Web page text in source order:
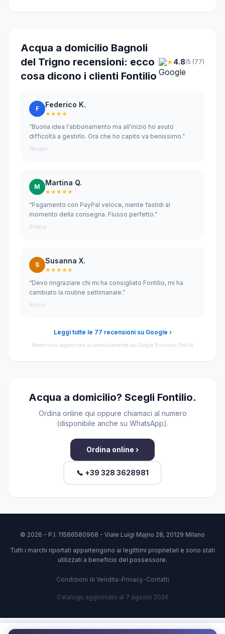
Acqua a domicilio Bagnoli
del Trigno recensioni: ecco
cosa dicono i clienti Fontilio
★4.8/5 (77)
F Federico K.
★★★★
“Buona idea l'abbonamento ma all'inizio ho avuto
difficoltà a gestirlo. Ora che ho capito va benissimo.”
Perugia
M Martina Q.
★★★★★
“Pagamento con PayPal veloce, niente fastidi al
momento della consegna. Flusso perfetto.”
Brescia
S Susanna X.
★★★★★
“Devo ringraziare chi mi ha consigliato Fontilio, mi ha
cambiato la routine settimanale.”
Arezzo
Leggi tutte le 77 recensioni su Google ›
Recensioni aggiornate automaticamente da Google Business Profile
Acqua a domicilio? Scegli Fontilio.
Ordina online qui oppure chiamaci al numero
(disponibile anche su WhatsApp).
Ordina online ›
📞 +39 328 3628981
© 2026 - P.I. 11586580968 - Viale Luigi Majno 28, 20129 Milano
Tutti i marchi riportati appartengono ai legittimi proprietari e sono stati
utilizzati a beneficio del possessore.
Condizioni di Vendita-Privacy-Contatti
Catalogo aggiornato al 7 agosto 2026